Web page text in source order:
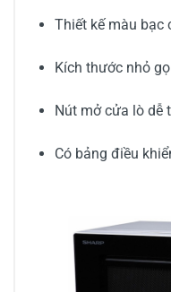
Thiết kế màu bạc
Kích thước nhỏ
Nút mở cửa lò dễ
Có bảng điều